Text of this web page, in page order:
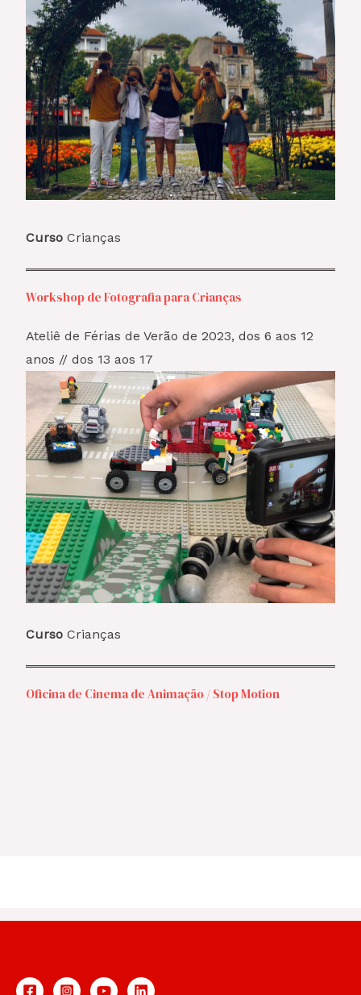
Curso Crianças
Workshop de Fotografia para Crianças
Ateliê de Férias de Verão de 2023, dos 6 aos 12
anos // dos 13 aos 17
Curso Crianças
Oficina de Cinema de Animação / Stop Motion